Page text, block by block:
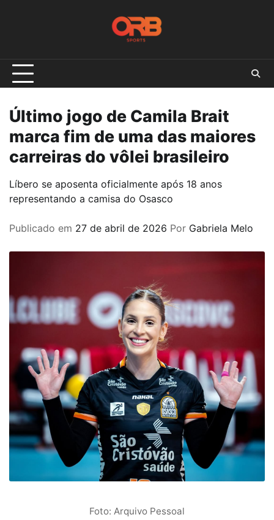
Último jogo de Camila Brait
marca fim de uma das maiores
carreiras do vôlei brasileiro
Líbero se aposenta oficialmente após 18 anos
representando a camisa do Osasco
Publicado em 27 de abril de 2026 Por Gabriela Melo
Foto: Arquivo Pessoal